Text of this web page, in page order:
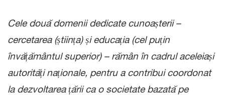
Cele două domenii dedicate cunoașterii –
cercetarea (știința) și educația (cel puțin
învățământul superior) – rămân în cadrul aceleiași
autorități naționale, pentru a contribui coordonat
la dezvoltarea țării ca o societate bazată pe